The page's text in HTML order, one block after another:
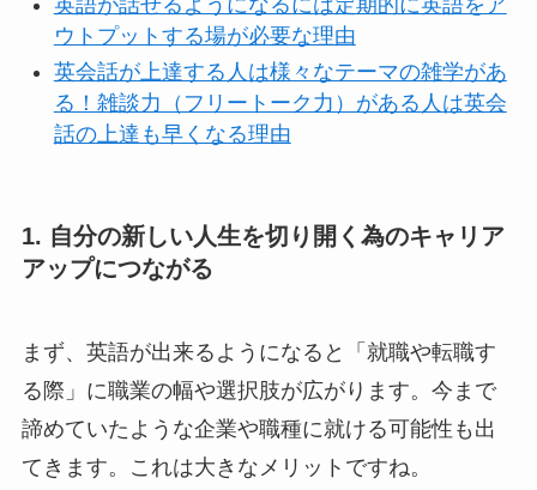
ウトプットする場が必要な理由
英会話が上達する人は様々なテーマの雑学があ
る！雑談力（フリートーク力）がある人は英会
話の上達も早くなる理由
1. 自分の新しい人生を切り開く為のキャリア
アップにつながる
まず、英語が出来るようになると「就職や転職す
る際」に職業の幅や選択肢が広がります。今まで
諦めていたような企業や職種に就ける可能性も出
てきます。これは大きなメリットですね。